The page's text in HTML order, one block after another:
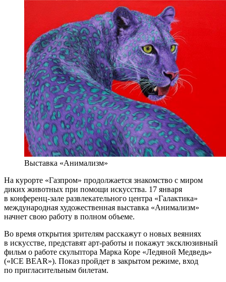
Выставка «Анимализм»
На курорте «Газпром» продолжается знакомство с миром
диких животных при помощи искусства. 17 января
в конференц-зале развлекательного центра «Галактика»
международная художественная выставка «Анимализм»
начнет свою работу в полном объеме.
Во время открытия зрителям расскажут о новых веяниях
в искусстве, представят арт-работы и покажут эксклюзивный
фильм о работе скульптора Марка Коре «Ледяной Медведь»
(«ICE BEAR»). Показ пройдет в закрытом режиме, вход
по пригласительным билетам.